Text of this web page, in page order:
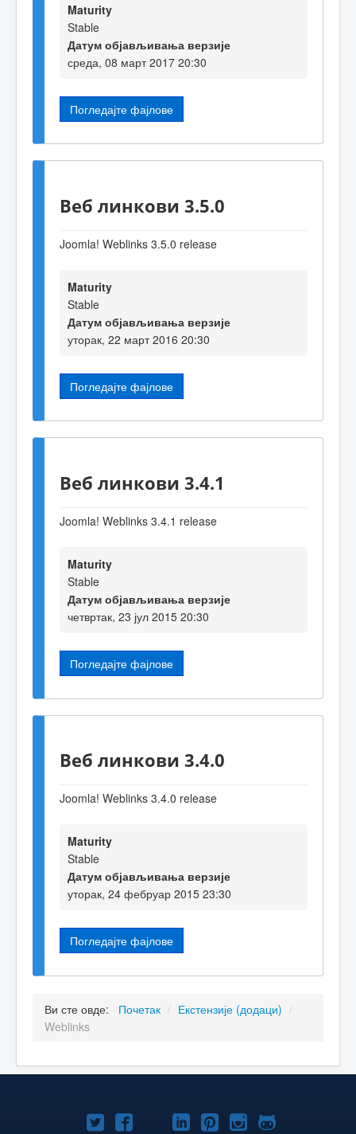
Maturity
Stable
Датум објављивања верзије
среда, 08 март 2017 20:30
Погледајте фајлове
Веб линкови 3.5.0
Joomla! Weblinks 3.5.0 release
Maturity
Stable
Датум објављивања верзије
уторак, 22 март 2016 20:30
Погледајте фајлове
Веб линкови 3.4.1
Joomla! Weblinks 3.4.1 release
Maturity
Stable
Датум објављивања верзије
четвртак, 23 јул 2015 20:30
Погледајте фајлове
Веб линкови 3.4.0
Joomla! Weblinks 3.4.0 release
Maturity
Stable
Датум објављивања верзије
уторак, 24 фебруар 2015 23:30
Погледајте фајлове
Ви сте овде: Почетак / Екстензије (додаци) /
Weblinks
Joomla!Joomla!Joomla!
Joomla!Joomla!
Joomla!Joomla!